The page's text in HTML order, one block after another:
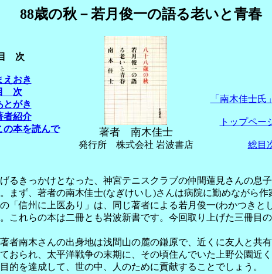
88歳の秋－若月俊一の語る老いと青春
次
えおき
次
とがき
者紹介
の本を読んで 著者 南木佳士
発行所 株式会社 岩波書店
「南木佳士氏
トップペー
総目
げるきっかけとなった、神宮テニスクラブの仲間蓮見さんの息
まず、著者の南木佳士(なぎけいし)さんは病院に勤めながら
「信州に上医あり」は、同じ著者による若月俊一(わかつきと
これらの本は二冊とも岩波新書です。今回取り上げた三冊目
南木さんの出身地は浅間山の麓の鎌原で、近くに友人と共
おられ、太平洋戦争の末期に、その頃住んでいた上野公園近
を達成して、世の中、人のために貢献することでしょう。